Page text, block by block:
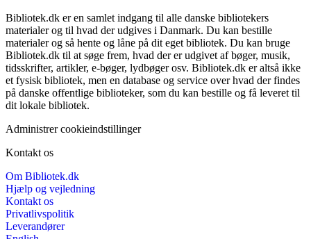
Bibliotek.dk er en samlet indgang til alle danske bibliotekers
materialer og til hvad der udgives i Danmark. Du kan bestille
materialer og så hente og låne på dit eget bibliotek. Du kan bruge
Bibliotek.dk til at søge frem, hvad der er udgivet af bøger, musik,
tidsskrifter, artikler, e-bøger, lydbøger osv. Bibliotek.dk er altså ikke
et fysisk bibliotek, men en database og service over hvad der findes
på danske offentlige biblioteker, som du kan bestille og få leveret til
dit lokale bibliotek.
Administrer cookieindstillinger
Kontakt os
Om Bibliotek.dk
Hjælp og vejledning
Kontakt os
Privatlivspolitik
Leverandører